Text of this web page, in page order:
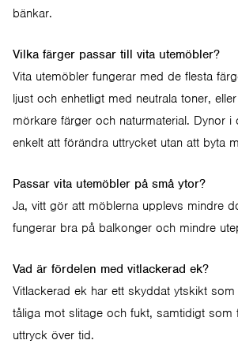
bänkar.
Vilka färger passar till vita utemöbler?
Vita utemöbler fungerar med de flesta
ljust och enhetligt med neutrala toner,
mörkare färger och naturmaterial. Dynor i
enkelt att förändra uttrycket utan att byta
Passar vita utemöbler på små ytor?
Ja, vitt gör att möblerna upplevs mindre
fungerar bra på balkonger och mindre
Vad är fördelen med vitlackerad ek?
Vitlackerad ek har ett skyddat ytskikt
tåliga mot slitage och fukt, samtidigt som
uttryck över tid.